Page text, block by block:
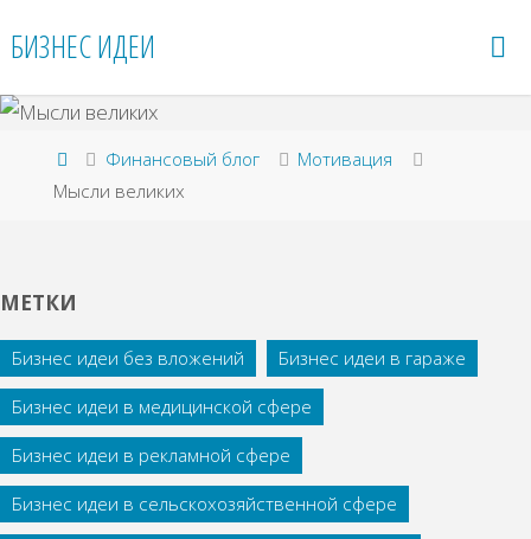
БИЗНЕС ИДЕИ
Главная
Финансовый блог
Мотивация
Мысли великих
МЕТКИ
Бизнес идеи без вложений
Бизнес идеи в гараже
Бизнес идеи в медицинской сфере
Бизнес идеи в рекламной сфере
Бизнес идеи в сельскохозяйственной сфере